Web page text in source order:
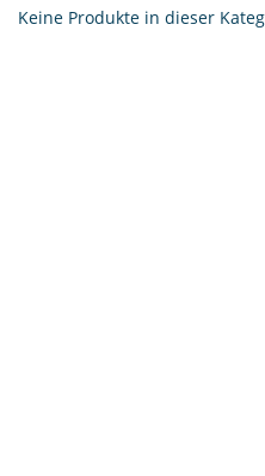
Keine Produkte in dieser